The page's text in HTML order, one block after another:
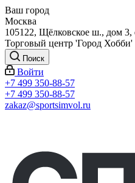
Ваш город
Москва
105122, Щёлковское ш., дом 3,
Торговый центр 'Город Хобби'
Поиск
Войти
+7 499 350-88-57
+7 499 350-88-57
zakaz@sportsimvol.ru